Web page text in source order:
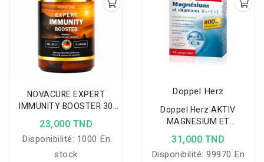
NOVACURE EXPERT
IMMUNITY BOOSTER 30
GELULES
23,000 TND
Disponibilité: 1000 En
stock
Doppel Herz
Doppel Herz AKTIV
MAGNESIUM ET
VITAMINES 30
COMPRIMES
31,000 TND
Disponibilité:99970 En